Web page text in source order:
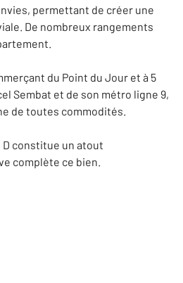
permettant de créer une
De nombreux rangements
du Point du Jour et à 5
Sembat et de son métro ligne 9,
de toutes commodités.
D constitue un atout
complète ce bien.